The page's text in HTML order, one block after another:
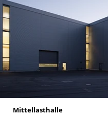
Mittellasthalle